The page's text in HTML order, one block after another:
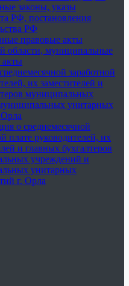
законы, указы
РФ, постановления
РФ
правовые акты
области, муниципальные
акты
заработной
их заместителей и
муниципальных
унитарных
о среднемесячной
плате руководителей, их
и главных бухгалтеров
учреждений и
унитарных
г. Орла